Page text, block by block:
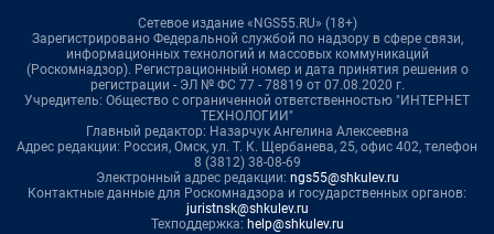
Сетевое издание «NGS55.RU» (18+)
Зарегистрировано Федеральной службой по надзору в сфере связи,
информационных технологий и массовых коммуникаций
(Роскомнадзор). Регистрационный номер и дата принятия решения о
регистрации - ЭЛ № ФС 77 - 78819 от 07.08.2020 г.
Учредитель: Общество с ограниченной ответственностью "ИНТЕРНЕТ
ТЕХНОЛОГИИ"
Главный редактор: Назарчук Ангелина Алексеевна
Адрес редакции: Россия, Омск, ул. Т. К. Щербанева, 25, офис 402, телефон
8 (3812) 38-08-69
Электронный адрес редакции: ngs55@shkulev.ru
Контактные данные для Роскомнадзора и государственных органов:
juristnsk@shkulev.ru
Техподдержка: help@shkulev.ru